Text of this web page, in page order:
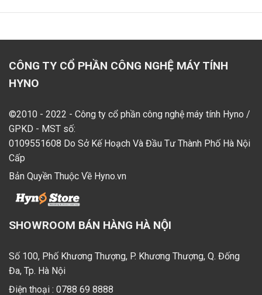
CÔNG TY CỔ PHẦN CÔNG NGHỆ MÁY TÍNH
HYNO
©2010 - 2022 - Công ty cổ phần công nghệ máy tính Hyno /
GPKD - MST số:
0109551608 Do Sở Kế Hoạch Và Đầu Tư Thành Phố Hà Nội
Cấp
Bản Quyền Thuộc Về Hyno.vn
SHOWROOM BÁN HÀNG HÀ NỘI
Số 100, Phố Khương Thượng, P. Khương Thượng, Q. Đống
Đa, Tp. Hà Nội
Điện thoại : 0788 69 8888